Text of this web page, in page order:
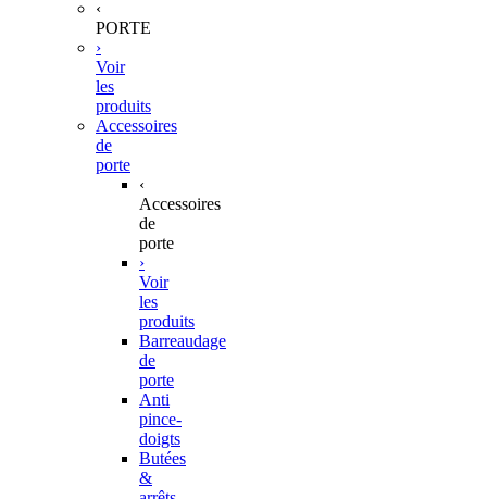
‹
PORTE
›
Voir
les
produits
Accessoires
de
porte
‹
Accessoires
de
porte
›
Voir
les
produits
Barreaudage
de
porte
Anti
pince-
doigts
Butées
&